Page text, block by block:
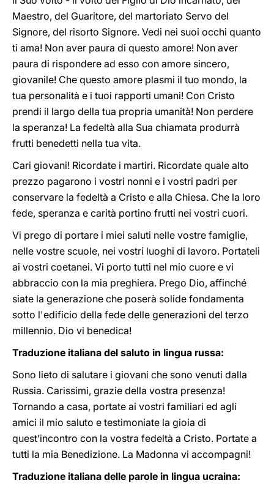
Maestro, del Guaritore, del martoriato Servo del
Signore, del risorto Signore. Vedi nei suoi occhi quanto
ti ama! Non aver paura di questo amore! Non aver
paura di rispondere ad esso con amore sincero,
giovanile! Che questo amore plasmi il tuo mondo, la
tua personalità e i tuoi rapporti umani! Con Cristo
prendi il largo della tua propria umanità! Non perdere
la speranza! La fedeltà alla Sua chiamata produrrà
frutti benedetti nella tua vita.
Cari giovani! Ricordate i martiri. Ricordate quale alto
prezzo pagarono i vostri nonni e i vostri padri per
conservare la fedeltà a Cristo e alla Chiesa. Che la loro
fede, speranza e carità portino frutti nei vostri cuori.
Vi prego di portare i miei saluti nelle vostre famiglie,
nelle vostre scuole, nei vostri luoghi di lavoro. Portateli
ai vostri coetanei. Vi porto tutti nel mio cuore e vi
abbraccio con la mia preghiera. Prego Dio, affinché
siate la generazione che poserà solide fondamenta
sotto l'edificio della fede delle generazioni del terzo
millennio. Dio vi benedica!
Traduzione italiana del saluto in lingua russa:
Sono lieto di salutare i giovani che sono venuti dalla
Russia. Carissimi, grazie della vostra presenza!
Tornando a casa, portate ai vostri familiari ed agli
amici il mio saluto e testimoniate la gioia di
quest’incontro con la vostra fedeltà a Cristo. Portate a
tutti la mia Benedizione. La Madonna vi accompagni!
Traduzione italiana delle parole in lingua ucraina: